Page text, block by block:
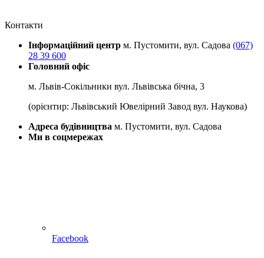
Контакти
Інформаційний центр м. Пустомити, вул. Садова (067)
28 39 600
Головний офіс
м. Львів-Сокільники вул. Львівська бічна, 3
(орієнтир: Львівський Ювелірний Завод вул. Наукова)
Адреса будівництва м. Пустомити, вул. Садова
Ми в соцмережах
Facebook